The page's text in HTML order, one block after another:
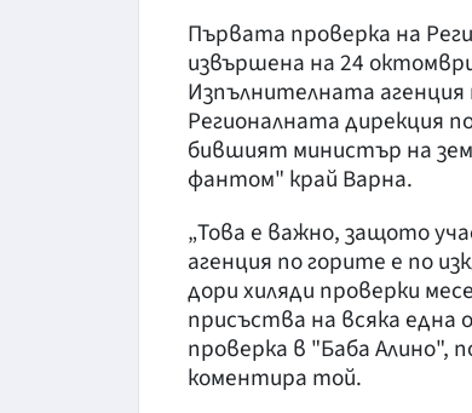
Първата проверка на
извършена на 24
Изпълнителната
Регионалната дирекция
бившият министър на
фантом" край Варна.
„Това е важно, защото
агенция по горите е по
дори хиляди проверки
присъства на всяка
проверка в "Баба Алино",
коментира той.